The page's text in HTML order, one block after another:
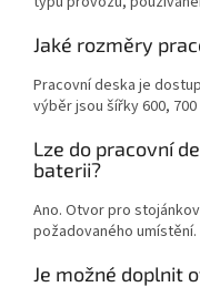
Jaké rozměry
Pracovní deska je
výběr jsou šířky 600, 700
Lze do pracovní
baterii?
Ano. Otvor pro
požadovaného umístění.
Je možné doplnit